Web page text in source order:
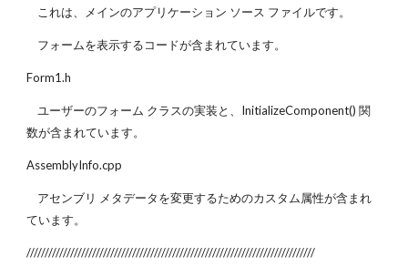
これは、メインのアプリケーション ソース ファイルです。
フォームを表示するコードが含まれています。
Form1.h
ユーザーのフォーム クラスの実装と、InitializeComponent() 関
数が含まれています。
AssemblyInfo.cpp
アセンブリ メタデータを変更するためのカスタム属性が含まれ
ています。
///////////////////////////////////////////////////////////////////////////////